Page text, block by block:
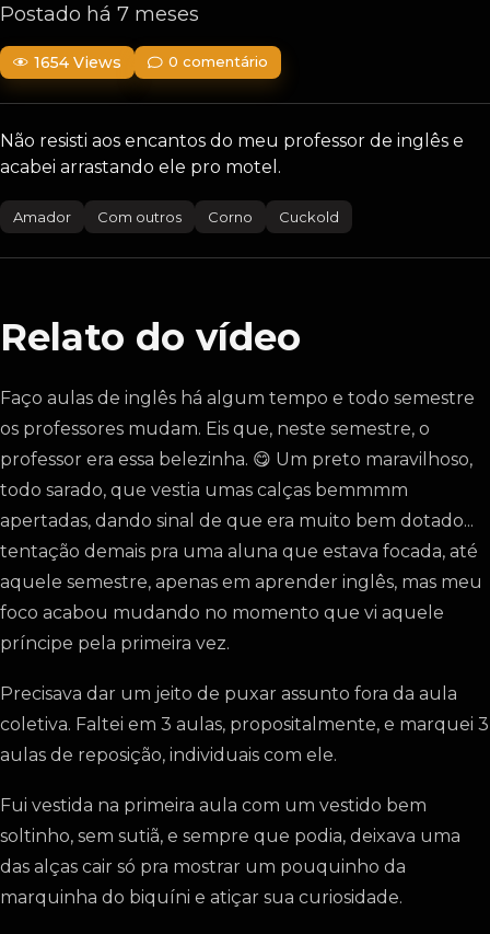
Postado há 7 meses
1654 Views 0 comentário
Não resisti aos encantos do meu professor de inglês e
acabei arrastando ele pro motel.
Amador Com outros Corno Cuckold
Relato do vídeo
Faço aulas de inglês há algum tempo e todo semestre
os professores mudam. Eis que, neste semestre, o
professor era essa belezinha. 😋 Um preto maravilhoso,
todo sarado, que vestia umas calças bemmmm
apertadas, dando sinal de que era muito bem dotado...
tentação demais pra uma aluna que estava focada, até
aquele semestre, apenas em aprender inglês, mas meu
foco acabou mudando no momento que vi aquele
príncipe pela primeira vez.
Precisava dar um jeito de puxar assunto fora da aula
coletiva. Faltei em 3 aulas, propositalmente, e marquei 3
aulas de reposição, individuais com ele.
Fui vestida na primeira aula com um vestido bem
soltinho, sem sutiã, e sempre que podia, deixava uma
das alças cair só pra mostrar um pouquinho da
marquinha do biquíni e atiçar sua curiosidade.